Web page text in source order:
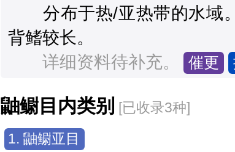
分布于热/亚热带的水域。
背鳍较长。
详细资料待补充。
催更
鼬鳚目内类别 [已收录3种]
1. 鼬鳚亚目